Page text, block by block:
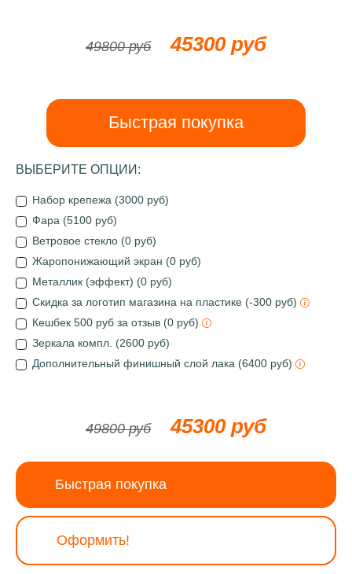
49800 руб 45300 руб
Быстрая покупка
ВЫБЕРИТЕ ОПЦИИ:
Набор крепежа (3000 руб)
Фара (5100 руб)
Ветровое стекло (0 руб)
Жаропонижающий экран (0 руб)
Металлик (эффект) (0 руб)
Скидка за логотип магазина на пластике (-300 руб)
Кешбек 500 руб за отзыв (0 руб)
Зеркала компл. (2600 руб)
Дополнительный финишный слой лака (6400 руб)
49800 руб 45300 руб
Быстрая покупка
Оформить!